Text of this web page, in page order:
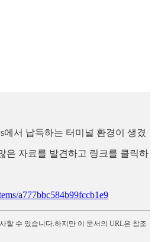
에서 납득하는 터미널 환경이 생겼
은 자료를 발견하고 링크를 클릭하
a777bbc584b99fccb1e9
할 수 있습니다.하지만 이 문서의 URL은 참조